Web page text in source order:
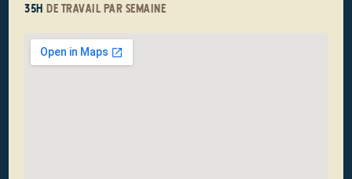
35H de travail par semaine